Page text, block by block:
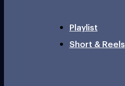
Playlist
Short & Reels